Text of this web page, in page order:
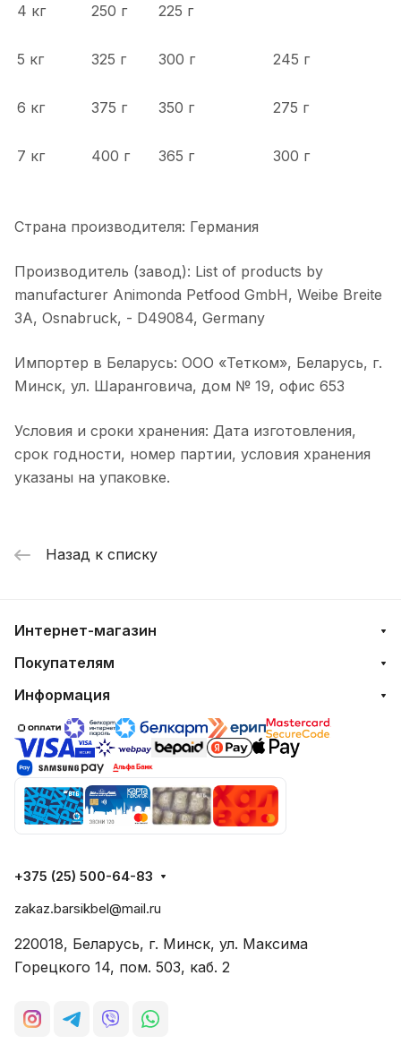
4 кг 250 г 225 г
5 кг 325 г 300 г 245 г
6 кг 375 г 350 г 275 г
7 кг 400 г 365 г 300 г
Страна производителя: Германия
Производитель (завод): List of products by
manufacturer Animonda Petfood GmbH, Weibe Breite
3A, Osnabruck, - D49084, Germany
Импортер в Беларусь: ООО «Тетком», Беларусь, г.
Минск, ул. Шаранговича, дом № 19, офис 653
Условия и сроки хранения: Дата изготовления,
срок годности, номер партии, условия хранения
указаны на упаковке.
Назад к списку
Интернет-магазин
Покупателям
Информация
+375 (25) 500-64-83
zakaz.barsikbel@mail.ru
220018, Беларусь, г. Минск, ул. Максима
Горецкого 14, пом. 503, каб. 2